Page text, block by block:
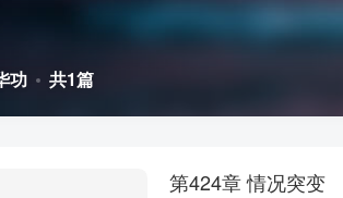
功 共1篇
第424章 情况突变